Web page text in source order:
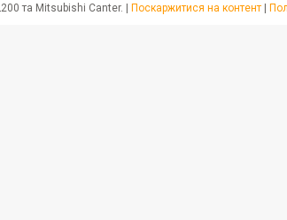
JPN PARTS - Автозапчастини для Mitsubishi L200 та Mitsubishi Canter. | Поскаржитися на контент |